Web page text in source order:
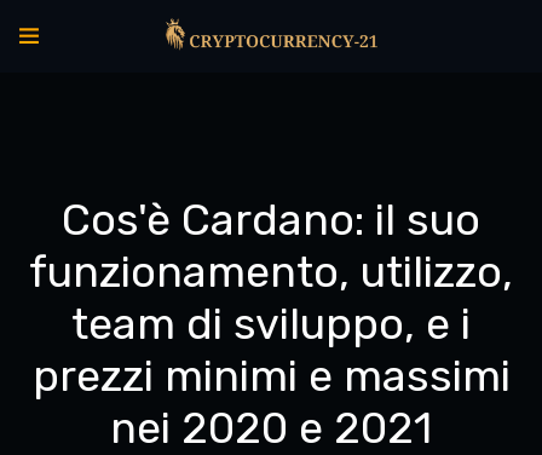
Cos'è Cardano: il suo
funzionamento, utilizzo,
team di sviluppo, e i
prezzi minimi e massimi
nei 2020 e 2021